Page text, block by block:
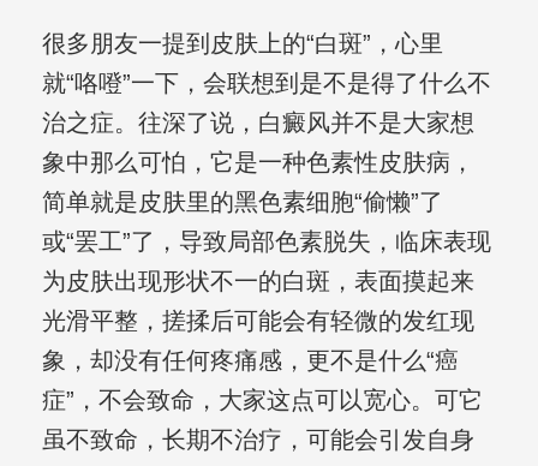
很多朋友一提到皮肤上的“白斑”，心里
就“咯噔”一下，会联想到是不是得了什么不
治之症。往深了说，白癜风并不是大家想
象中那么可怕，它是一种色素性皮肤病，
简单就是皮肤里的黑色素细胞“偷懒”了
或“罢工”了，导致局部色素脱失，临床表现
为皮肤出现形状不一的白斑，表面摸起来
光滑平整，搓揉后可能会有轻微的发红现
象，却没有任何疼痛感，更不是什么“癌
症”，不会致命，大家这点可以宽心。可它
虽不致命，长期不治疗，可能会引发自身